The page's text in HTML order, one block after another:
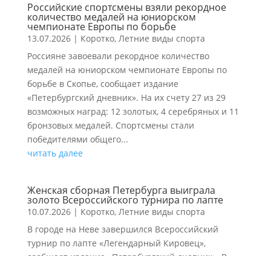
Российские спортсмены взяли рекордное
количество медалей на юниорском
чемпионате Европы по борьбе
13.07.2026| Коротко, Летние виды спорта
Россияне завоевали рекордное количество
медалей на юниорском чемпионате Европы по
борьбе в Скопье, сообщает издание
«Петербургский дневник». На их счету 27 из 29
возможных наград: 12 золотых, 4 серебряных и 11
бронзовых медалей. Спортсмены стали
победителями общего...
читать далее
Женская сборная Петербурга выиграла
золото Всероссийского турнира по лапте
10.07.2026| Коротко, Летние виды спорта
В городе на Неве завершился Всероссийский
турнир по лапте «Легендарный Кировец»,